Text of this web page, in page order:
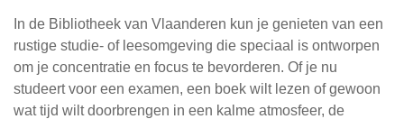
In de Bibliotheek van Vlaanderen kun je genieten van een
rustige studie- of leesomgeving die speciaal is ontworpen
om je concentratie en focus te bevorderen. Of je nu
studeert voor een examen, een boek wilt lezen of gewoon
wat tijd wilt doorbrengen in een kalme atmosfeer, de